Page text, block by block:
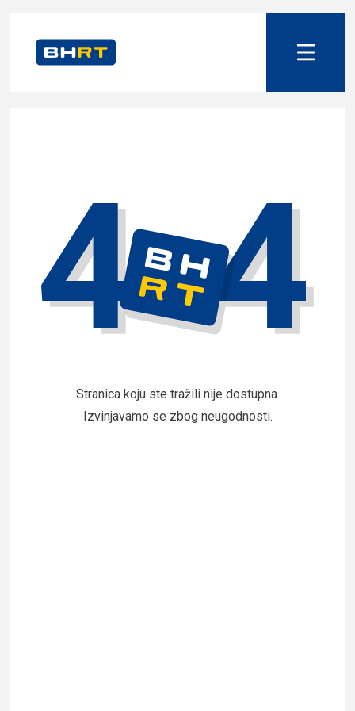
Stranica koju ste tražili nije dostupna.
Izvinjavamo se zbog neugodnosti.